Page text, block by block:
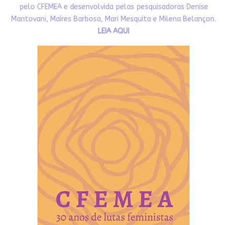
pelo CFEMEA e desenvolvida pelas pesquisadoras Denise
Mantovani, Maíres Barbosa, Mari Mesquita e Milena Belançon.
LEIA AQUI